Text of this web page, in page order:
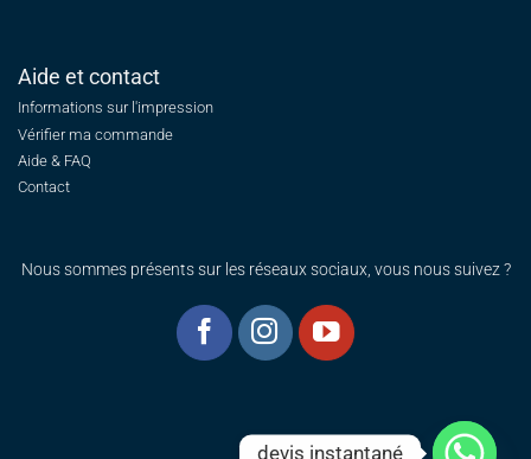
Aide et contact
Informations sur l'impression
Vérifier ma commande
Aide & FAQ
Contact
Nous sommes présents sur les réseaux sociaux, vous nous suivez ?
devis instantané